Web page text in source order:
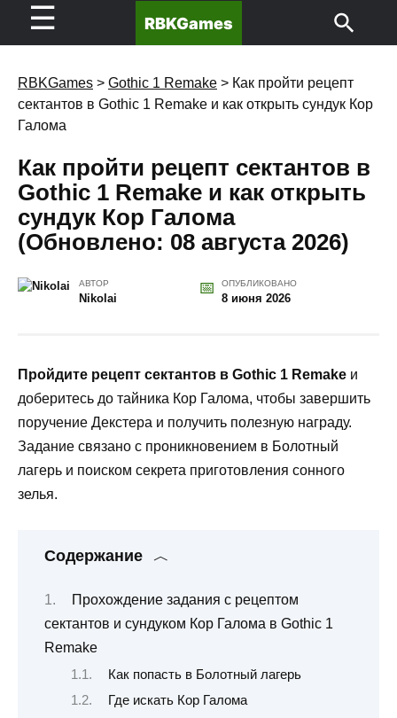
☰ RBKGames
RBKGames > Gothic 1 Remake > Как пройти рецепт
сектантов в Gothic 1 Remake и как открыть сундук Кор
Галома
Как пройти рецепт сектантов в
Gothic 1 Remake и как открыть
сундук Кор Галома
(Обновлено: 08 августа 2026)
АВТОР
Nikolai
ОПУБЛИКОВАНО
8 июня 2026
Пройдите рецепт сектантов в Gothic 1 Remake и
доберитесь до тайника Кор Галома, чтобы завершить
поручение Декстера и получить полезную награду.
Задание связано с проникновением в Болотный
лагерь и поиском секрета приготовления сонного
зелья.
Содержание
Прохождение задания с рецептом
сектантов и сундуком Кор Галома в Gothic 1
Remake
Как попасть в Болотный лагерь
Где искать Кор Галома